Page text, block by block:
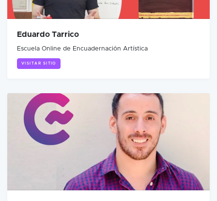
Eduardo Tarrico
Escuela Online de Encuadernación Artística
VISITAR SITIO